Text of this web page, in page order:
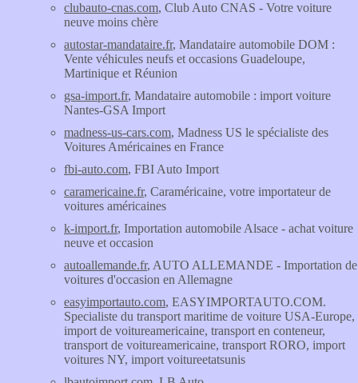
clubauto-cnas.com, Club Auto CNAS - Votre voiture
neuve moins chère
autostar-mandataire.fr, Mandataire automobile DOM :
Vente véhicules neufs et occasions Guadeloupe,
Martinique et Réunion
gsa-import.fr, Mandataire automobile : import voiture
Nantes-GSA Import
madness-us-cars.com, Madness US le spécialiste des
Voitures Américaines en France
fbi-auto.com, FBI Auto Import
caramericaine.fr, Caraméricaine, votre importateur de
voitures américaines
k-import.fr, Importation automobile Alsace - achat voiture
neuve et occasion
autoallemande.fr, AUTO ALLEMANDE - Importation de
voitures d'occasion en Allemagne
easyimportauto.com, EASYIMPORTAUTO.COM.
Specialiste du transport maritime de voiture USA-Europe,
import de voitureamericaine, transport en conteneur,
transport de voitureamericaine, transport RORO, import
voitures NY, import voitureetatsunis